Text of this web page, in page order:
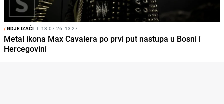
/GDJE IZAĆI I 13.07.26. 13:27
Metal ikona Max Cavalera po prvi put nastupa u Bosni i
Hercegovini